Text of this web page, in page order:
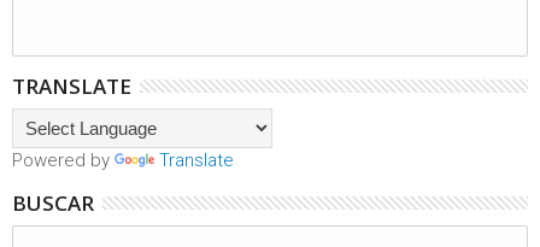
TRANSLATE
Powered by Translate
BUSCAR